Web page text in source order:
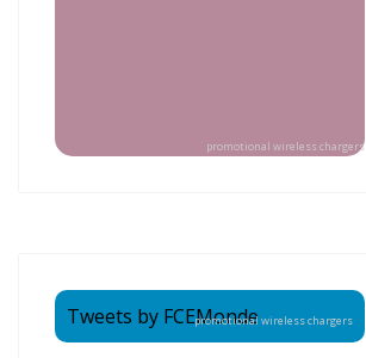
promotional wireless chargers
Tweets by FCEMondepromotional wireless chargers